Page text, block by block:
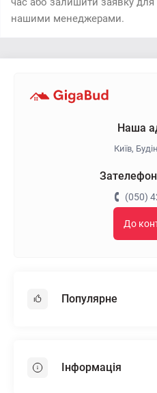
нашими менеджерами.
Наша
Київ,
(050)
До
Популярне
Пінопласт
Інформація